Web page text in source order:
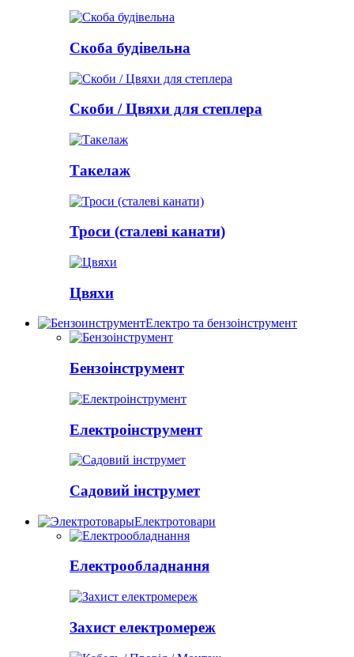
Скоба будівельна
Скоби / Цвяхи для степлера
Такелаж
Троси (сталеві канати)
Цвяхи
Електро та бензоінструмент
Бензоінструмент
Електроінструмент
Садовий інструмет
Електротовари
Електрообладнання
Захист електромереж